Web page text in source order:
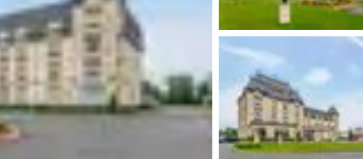
English
India New Zealand
English